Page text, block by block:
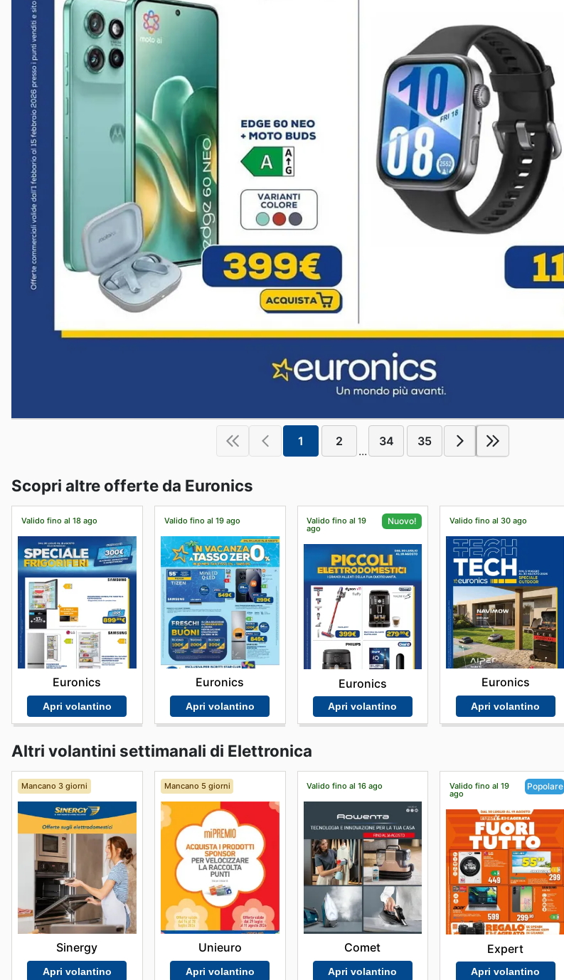
1 2
...
34 35
Scopri altre offerte da Euronics
Valido fino al 18 ago
Euronics
Apri volantino
Valido fino al 19 ago
Euronics
Apri volantino
Valido fino al 19
ago
Nuovo!
Euronics
Apri volantino
Valido fino al 30 ago
Euronics
Apri volantino
Altri volantini settimanali di Elettronica
Mancano 3 giorni
Sinergy
Apri volantino
Mancano 5 giorni
Unieuro
Apri volantino
Valido fino al 16 ago
Comet
Apri volantino
Valido fino al 19
ago
Popolare
Expert
Apri volantino